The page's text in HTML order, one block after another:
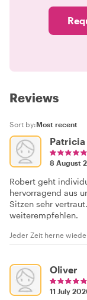
Reviews
Sort by:
Patricia
8 August
Robert geht
hervorragend aus
Sitzen sehr
weiterempfehlen.
Jeder Zeit herne
Oliver
11 July